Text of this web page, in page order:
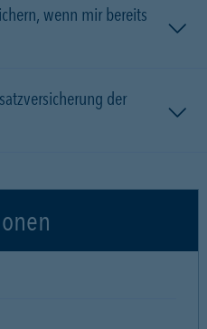
wenn mir bereits
der